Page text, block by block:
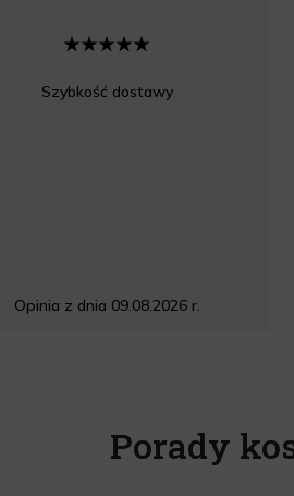
Szybkość dostawy
Opinia z dnia 09.08.2026 r.
Porady